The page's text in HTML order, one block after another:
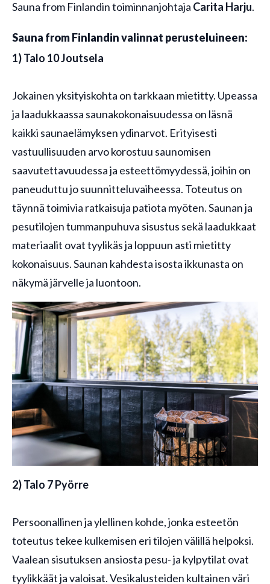
Sauna from Finlandin toiminnanjohtaja Carita Harju.
Sauna from Finlandin valinnat perusteluineen:
1) Talo 10 Joutsela
Jokainen yksityiskohta on tarkkaan mietitty. Upeassa
ja laadukkaassa saunakokonaisuudessa on läsnä
kaikki saunaelämyksen ydinarvot. Erityisesti
vastuullisuuden arvo korostuu saunomisen
saavutettavuudessa ja esteettömyydessä, joihin on
paneuduttu jo suunnitteluvaiheessa. Toteutus on
täynnä toimivia ratkaisuja patiota myöten. Saunan ja
pesutilojen tummanpuhuva sisustus sekä laadukkaat
materiaalit ovat tyylikäs ja loppuun asti mietitty
kokonaisuus. Saunan kahdesta isosta ikkunasta on
näkymä järvelle ja luontoon.
2) Talo 7 Pyörre
Persoonallinen ja ylellinen kohde, jonka esteetön
toteutus tekee kulkemisen eri tilojen välillä helpoksi.
Vaalean sisutuksen ansiosta pesu- ja kylpytilat ovat
tyylikkäät ja valoisat. Vesikalusteiden kultainen väri